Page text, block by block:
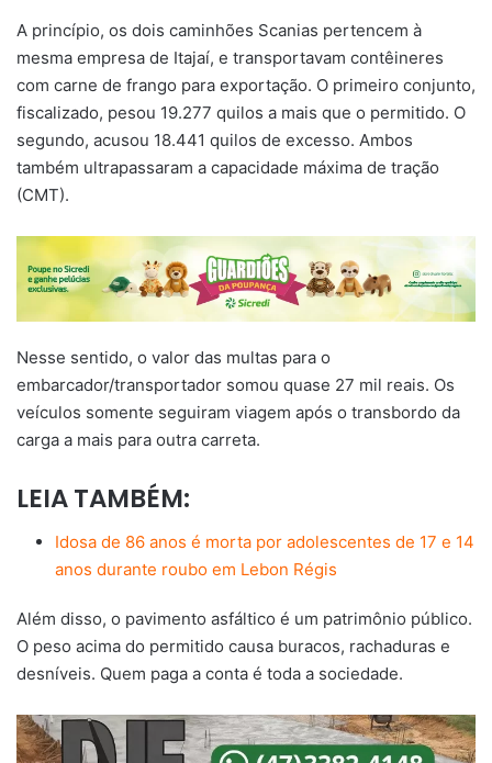
A princípio, os dois caminhões Scanias pertencem à
mesma empresa de Itajaí, e transportavam contêineres
com carne de frango para exportação. O primeiro conjunto,
fiscalizado, pesou 19.277 quilos a mais que o permitido. O
segundo, acusou 18.441 quilos de excesso. Ambos
também ultrapassaram a capacidade máxima de tração
(CMT).
Nesse sentido, o valor das multas para o
embarcador/transportador somou quase 27 mil reais. Os
veículos somente seguiram viagem após o transbordo da
carga a mais para outra carreta.
LEIA TAMBÉM:
Idosa de 86 anos é morta por adolescentes de 17 e 14
anos durante roubo em Lebon Régis
Além disso, o pavimento asfáltico é um patrimônio público.
O peso acima do permitido causa buracos, rachaduras e
desníveis. Quem paga a conta é toda a sociedade.